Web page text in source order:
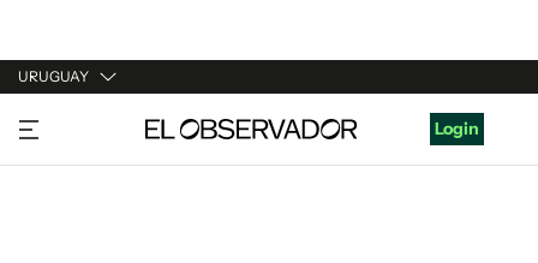
URUGUAY
URUGUAY
ARGENTINA
Login